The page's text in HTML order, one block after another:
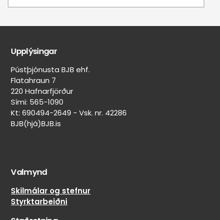
Upplýsingar
Pústþjónusta BJB ehf.
Flatahraun 7
220 Hafnarfjörður
Sími: 565-1090
Kt: 690494-2649 - Vsk. nr. 42286
BJB(hjá)BJB.is
Valmynd
Skilmálar og stefnur
Styrktarbeiðni